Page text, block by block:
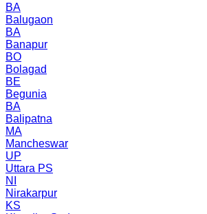
BA
Balugaon
BA
Banapur
BO
Bolagad
BE
Begunia
BA
Balipatna
MA
Mancheswar
UP
Uttara PS
NI
Nirakarpur
KS